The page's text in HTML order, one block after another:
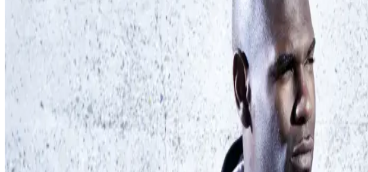
Dans le monde des vêtements de travail, le confort est un must absolu. Mais
désormais des T-shirts, polos, sweatshirts et sweat-shirts élégants - ces
au coton issu du commerce équitable..
La collection PRObasics offre un large choix de T-shirts et de polos qui peuvent
secteur des services, de la production ou du commerce, une chemise propre
différentes combinaisons de couleurs. Les modèles PRObasics sont composés
Africa) et de 50% de polyester,, selon le modèle. La palette de couleurs est